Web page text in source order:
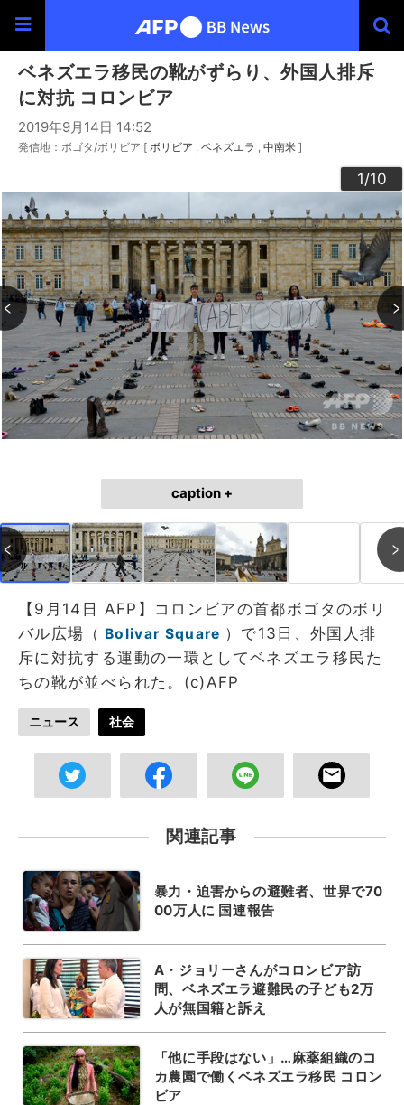
ベネズエラ移民の靴がずらり、外国人排斥
に対抗 コロンビア
2019年9月14日 14:52
発信地：ボゴタ/ボリビア [ ボリビア ベネズエラ 中南米 ]
1/10
2/10
3/10
4/10
5/10
6/10
7/10
8/10
9/10
10/10
caption +
【9月14日 AFP】コロンビアの首都ボゴタのボリ
バル広場（ Bolivar Square ）で13日、外国人排
斥に対抗する運動の一環としてベネズエラ移民た
ちの靴が並べられた。(c)AFP
ニュース 社会
関連記事
暴力・迫害からの避難者、世界で70
00万人に 国連報告
A・ジョリーさんがコロンビア訪
問、ベネズエラ避難民の子ども2万
人が無国籍と訴え
「他に手段はない」…麻薬組織のコ
カ農園で働くベネズエラ移民 コロン
ビア